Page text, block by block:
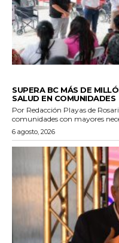
SUPERA BC MÁS DE
SALUD EN COMUNIDADES
Por Redacción Playas de Rosarito.- La salud llega directamente a las
comunidades con mayores
6 agosto, 2026